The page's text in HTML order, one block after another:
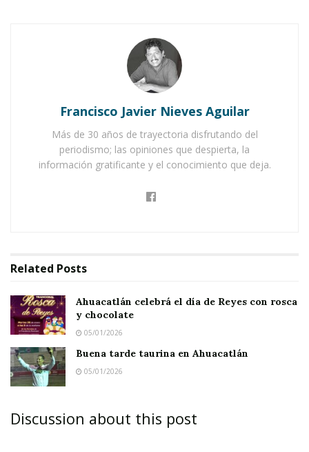
Ahuacatlán celebrá el día de Reyes con rosca y
Buena tarde taurina en Ahuacatlán
Francisco Javier Nieves Aguilar
Más de 30 años de trayectoria disfrutando del
periodismo; las opiniones que despierta, la
información gratificante y el conocimiento que deja.
Related Posts
Ahuacatlán celebrá el día de Reyes con rosca
y chocolate
05/01/2026
Buena tarde taurina en Ahuacatlán
05/01/2026
Discussion about this post